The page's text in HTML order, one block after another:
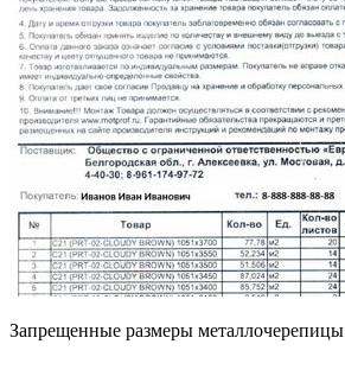
Запрещенные размеры металлочерепицы